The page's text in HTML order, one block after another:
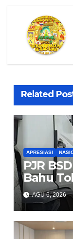
Related
APRESIASI
PJR
Bahu
AGU 6, 2026